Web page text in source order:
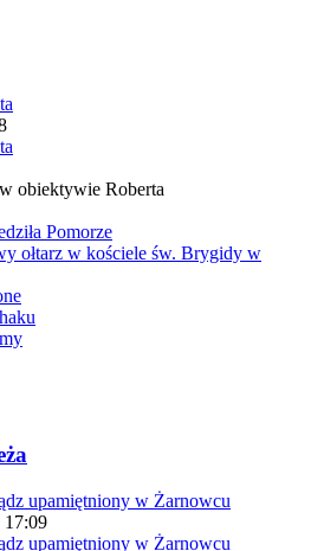
obiektywie Roberta
Pomorze
ołtarz w kościele św. Brygidy w
17:09